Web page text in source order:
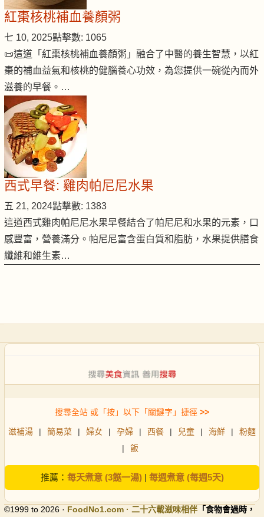
紅棗核桃補血養顏粥
七 10, 2025點擊數: 1065
📜這道「紅棗核桃補血養顏粥」融合了中醫的養生智慧，以紅
棗的補血益氣和核桃的健腦養心功效，為您提供一碗從內而外
滋養的早餐。…
西式早餐: 雞肉帕尼尼水果
五 21, 2024點擊數: 1383
這道西式雞肉帕尼尼水果早餐結合了帕尼尼和水果的元素，口
感豐富，營養滿分。帕尼尼富含蛋白質和脂肪，水果提供膳食
纖維和維生素…
搜尋全站 或「按」以下「關鍵字」捷徑 >>
滋補湯 | 簡易菜 | 婦女 | 孕婦 | 西餐 | 兒童 | 海鮮 |
粉麵
|
飯
推薦： 每天煮意 (3餸一湯)| 每週煮意 (每週5天)
©1999 to 2026 · FoodNo1.com · 二十六載滋味相伴 「食物會過時，